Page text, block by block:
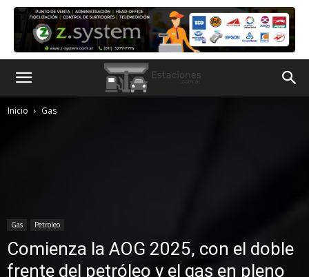
Inicio Gas
Gas Petroleo
Comienza la AOG 2025, con el doble
frente del petróleo y el gas en pleno